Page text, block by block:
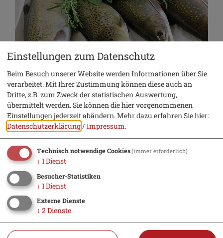
Einstellungen zum Datenschutz
Beim Besuch unserer Website werden Informationen über Sie
verarbeitet. Mit Ihrer Zustimmung können diese auch an
Dritte, z.B. zum Zweck der statistischen Auswertung,
übermittelt werden. Sie können die hier vorgenommenen
Einstellungen jederzeit abändern.Mehr dazu erfahren Sie hier:
Datenschutzerklärung/Impressum.
Technisch notwendige Cookies(immer erforderlich)
↓ 1 Dienst
Besucher-Statistiken
↓ 1 Dienst
Externe Dienste
↓ 2Dienste